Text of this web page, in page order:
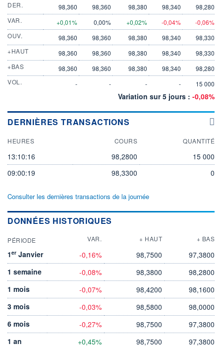
DER.
98,360 98,360 98,380 98,340
98,280
VAR.
+0,01% 0,00% +0,02% -0,04%
-0,06%
OUV.
98,360 98,360 98,380 98,340
98,330
+HAUT
98,360 98,360 98,380 98,340
98,330
+BAS
98,360 98,360 98,380 98,340
98,280
VOL.
- - - - 15 000
Variation sur 5 jours : -0,08%
DERNIÈRES TRANSACTIONS
HEURES COURS QUANTITÉ
13:10:16 98,2800
15 000
09:00:19
98,3300 0
Consulter les dernières transactions de la journée
DONNÉES HISTORIQUES
PÉRIODE VAR. + HAUT + BAS
1er Janvier -0,16% 98,7500
97,3800
1 semaine
-0,08% 98,3800
98,2800
1 mois
-0,07% 98,4200
98,1600
3 mois
-0,03% 98,5800
98,0000
6 mois
-0,27% 98,7500
97,3800
1 an
+0,45% 98,7500
97,3800